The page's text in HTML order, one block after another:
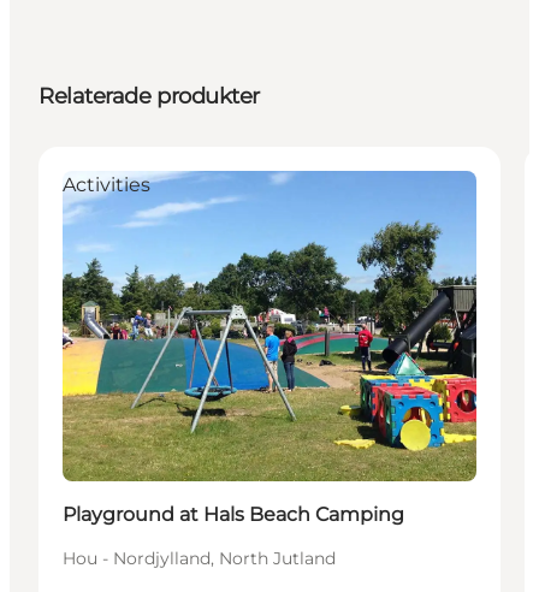
Relaterade produkter
Activities
Playground at Hals Beach Camping
Hou - Nordjylland, North Jutland